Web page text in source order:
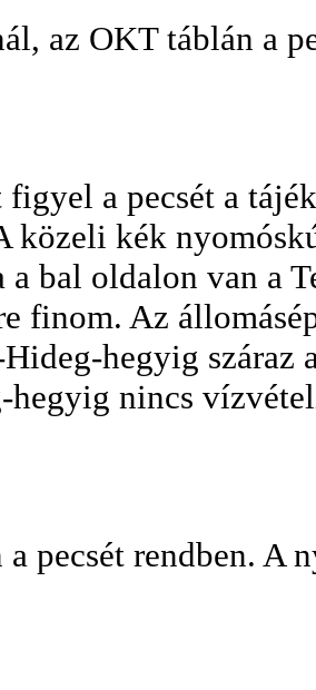
az OKT táblán a
a pecsét a
közeli kék
a bal oldalon van a
finom. Az
hegyig
hegyig nincs
pecsét rendben. A